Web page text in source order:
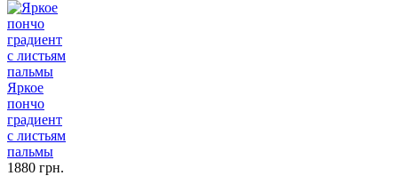
Яркое
пончо
градиент
с листьям
пальмы
1880 грн.